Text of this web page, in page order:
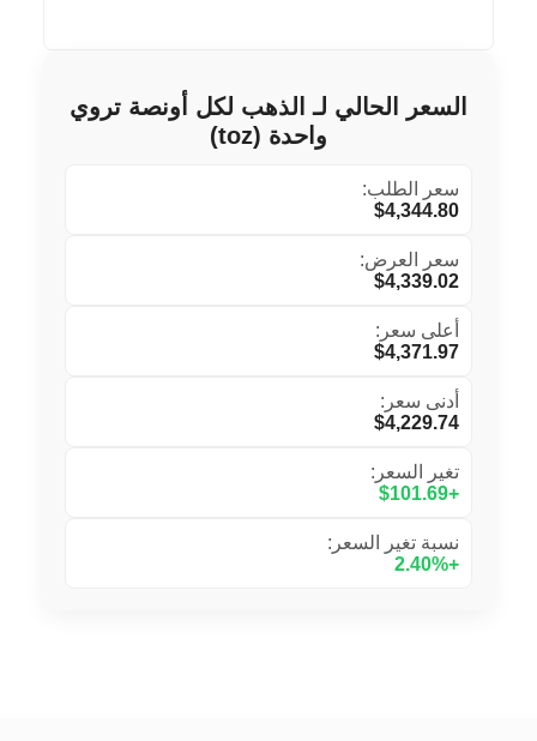
السعر الحالي لـ الذهب لكل أونصة تروي
واحدة (toz)
سعر الطلب:
$4,344.80
سعر العرض:
$4,339.02
أعلى سعر:
$4,371.97
أدنى سعر:
$4,229.74
تغير السعر:
+$101.69
نسبة تغير السعر:
+2.40%